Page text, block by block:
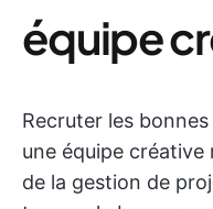
équipe
Recruter les
une équipe
de la gestion de